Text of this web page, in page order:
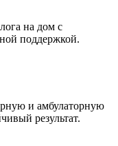
на дом с
поддержкой.
и амбулаторную
результат.